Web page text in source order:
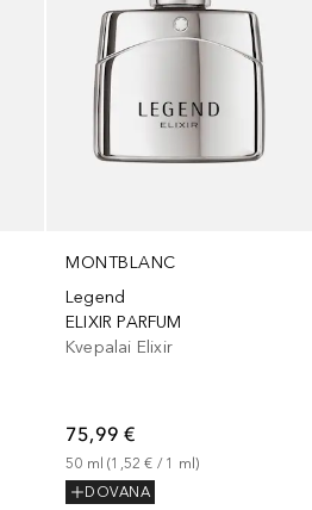
MONTBLANC
Legend
ELIXIR PARFUM
Kvepalai Elixir
75,99 €
50 ml (1,52 € / 1 ml)
DOVANA